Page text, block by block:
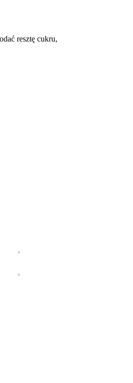
resztę cukru,